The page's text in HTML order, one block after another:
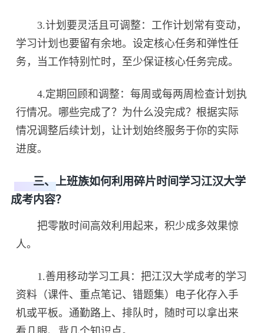
3.计划要灵活且可调整：工作计划常有变动，
学习计划也要留有余地。设定核心任务和弹性任
务，当工作特别忙时，至少保证核心任务完成。
4.定期回顾和调整：每周或每两周检查计划执
行情况。哪些完成了？为什么没完成？根据实际
情况调整后续计划，让计划始终服务于你的实际
进度。
三、上班族如何利用碎片时间学习江汉大学
成考内容？
把零散时间高效利用起来，积少成多效果惊
人。
1.善用移动学习工具：把江汉大学成考的学习
资料（课件、重点笔记、错题集）电子化存入手
机或平板。通勤路上、排队时，随时可以拿出来